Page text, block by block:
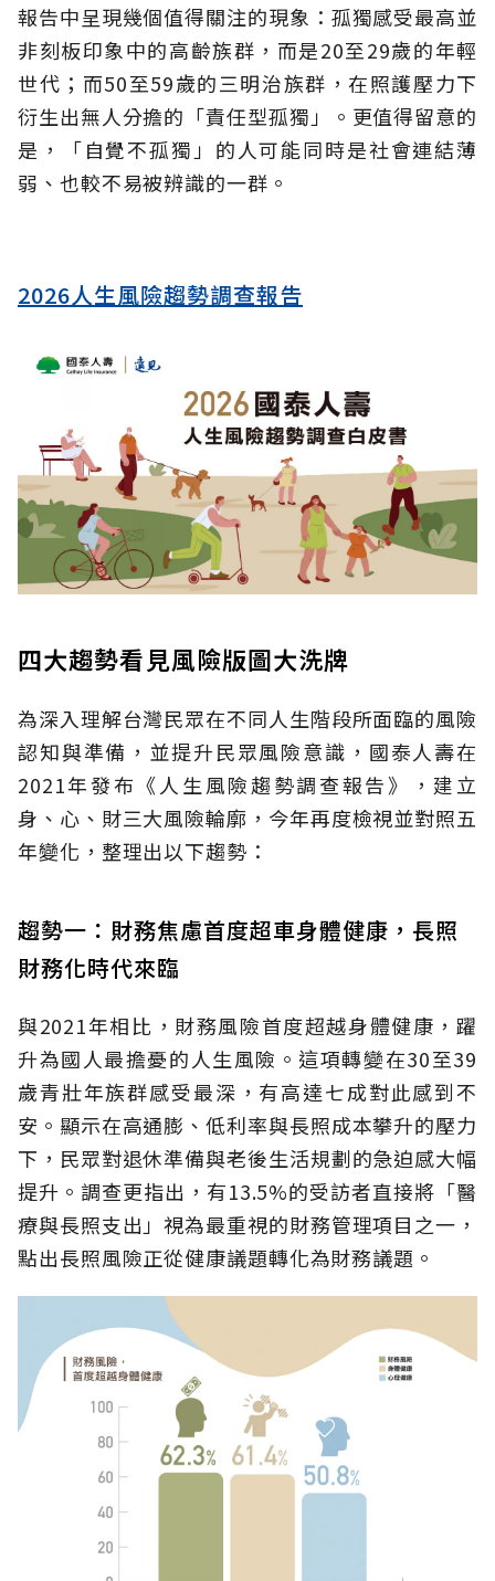
報告中呈現幾個值得關注的現象：孤獨感受最高並
非刻板印象中的高齡族群，而是20至29歲的年輕
世代；而50至59歲的三明治族群，在照護壓力下
衍生出無人分擔的「責任型孤獨」。更值得留意的
是，「自覺不孤獨」的人可能同時是社會連結薄
弱、也較不易被辨識的一群。
2026人生風險趨勢調查報告
四大趨勢看見風險版圖大洗牌
為深入理解台灣民眾在不同人生階段所面臨的風險
認知與準備，並提升民眾風險意識，國泰人壽在
2021年發布《人生風險趨勢調查報告》，建立
身、心、財三大風險輪廓，今年再度檢視並對照五
年變化，整理出以下趨勢：
趨勢一：財務焦慮首度超車身體健康，長照
財務化時代來臨
與2021年相比，財務風險首度超越身體健康，躍
升為國人最擔憂的人生風險。這項轉變在30至39
歲青壯年族群感受最深，有高達七成對此感到不
安。顯示在高通膨、低利率與長照成本攀升的壓力
下，民眾對退休準備與老後生活規劃的急迫感大幅
提升。調查更指出，有13.5%的受訪者直接將「醫
療與長照支出」視為最重視的財務管理項目之一，
點出長照風險正從健康議題轉化為財務議題。